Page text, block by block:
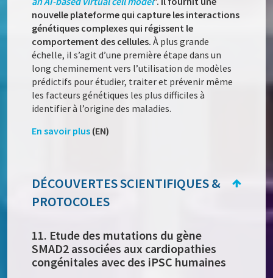
nouvelle plateforme qui capture les interactions
génétiques complexes qui régissent le
comportement des cellules.À plus grande
échelle, il s’agit d’une première étape dans un
long cheminement vers l’utilisation de modèles
prédictifs pour étudier, traiter et prévenir même
les facteurs génétiques les plus difficiles à
identifier à l’origine des maladies.
En savoir plus (EN)
DÉCOUVERTES SCIENTIFIQUES &
PROTOCOLES
11. Etude des mutations du gène
SMAD2 associées aux cardiopathies
congénitales avec des iPSC humaines